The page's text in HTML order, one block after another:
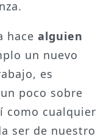
hace alguien
un nuevo
es
poco sobre
como cualquier
ser de nuestro